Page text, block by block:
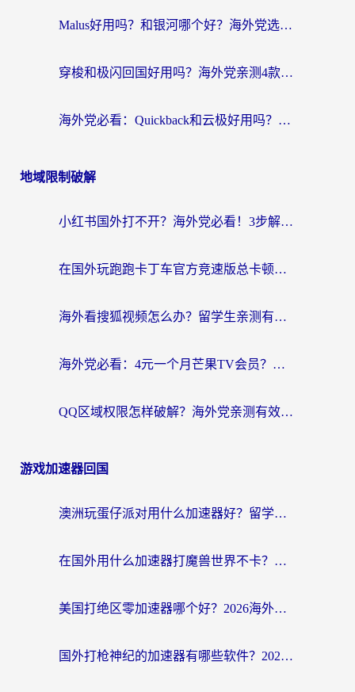
Malus好用吗？和银河哪个好？海外党选回国加速器的避坑指南（附乌克兰玩国内游戏实测）
穿梭和极闪回国好用吗？海外党亲测4款加速器+1个隐藏宝藏
海外党必看：Quickback和云极好用吗？3招教你选对回国加速器（附PC端VPN实测对比）
地域限制破解
小红书国外打不开？海外党必看！3步解决国内影音、生活服务全畅通
在国外玩跑跑卡丁车官方竞速版总卡顿？这篇攻略帮你解决地区限制+低延迟难题
海外看搜狐视频怎么办？留学生亲测有效的回国加速器选择指南
海外党必看：4元一个月芒果TV会员？选对回国加速器就能实现！
QQ区域权限怎样破解？海外党亲测有效的回国加速方案（附看剧看电影神器推荐）
游戏加速器回国
澳洲玩蛋仔派对用什么加速器好？留学生亲测有效的国服游戏加速指南
在国外用什么加速器打魔兽世界不卡？海外党国服游戏流畅指南
美国打绝区零加速器哪个好？2026海外玩家实测指南（附英国部落冲突梦幻西游加速技巧）
国外打枪神纪的加速器有哪些软件？2026海外玩家亲测实用指南